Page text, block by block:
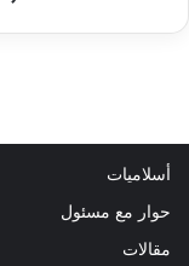
أسلاميات
حوار مع مسئول
مقالات